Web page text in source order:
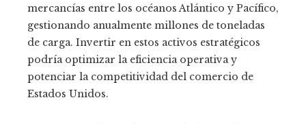
mercancías entre los océanos Atlántico y Pacífico,
gestionando anualmente millones de toneladas
de carga. Invertir en estos activos estratégicos
podría optimizar la eficiencia operativa y
potenciar la competitividad del comercio de
Estados Unidos.